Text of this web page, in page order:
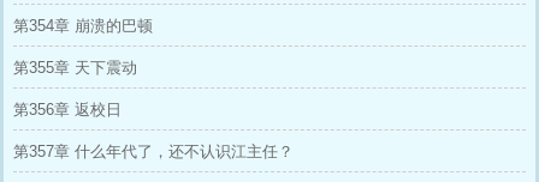
第354章 崩溃的巴顿
第355章 天下震动
第356章 返校日
第357章 什么年代了，还不认识江主任？